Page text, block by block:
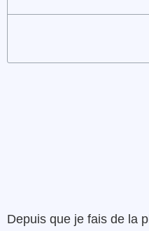
Depuis que je fais de la